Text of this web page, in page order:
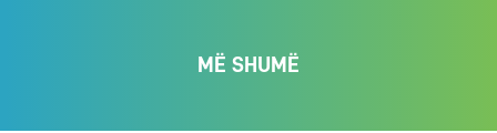
MË SHUMË